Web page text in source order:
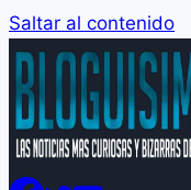
Saltar al contenido